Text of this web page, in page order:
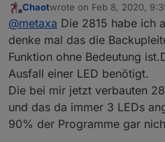
Soweit ich das
das diese hier sein:
https://
Allerdings sind hier
eine zu sehen. Also werden immer 3 LEDs
gleichzeitig
Yep, sind die WS2811
@Chaotsagte in
Ich habe noch ein
Dafür würde ich dies
Offline
Chaotwrote on Feb 8, 2020,
last edited by
@metaxa Die 2815 habe ich
denke mal das die
Funktion ohne Bedeutung
Ausfall einer LED benötigt.
Die bei mir jetzt verbauten
und das da immer 3 LEDs
90% der Programme gar